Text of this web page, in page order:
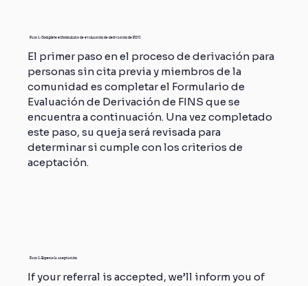
Paso 1: Complete el formulario de evaluación de derivación de FINS
El primer paso en el proceso de derivación para
personas sin cita previa y miembros de la
comunidad es completar el Formulario de
Evaluación de Derivación de FINS que se
encuentra a continuación. Una vez completado
este paso, su queja será revisada para
determinar si cumple con los criterios de
aceptación.
Paso 2: Esperar la aceptación
If your referral is accepted, we’ll inform you of